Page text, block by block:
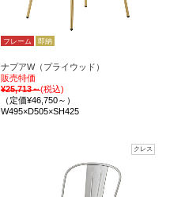
フレーム 即納
ナプアW（プライウッド）
販売特価
¥25,713～(税込)
（定価¥46,750～）
W495×D505×SH425
クレス